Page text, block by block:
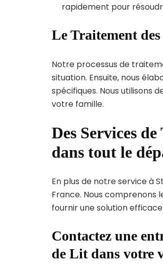
rapidement pour
Le Traitement
Notre processus de
situation. Ensuite, nous
spécifiques. Nous utilisons
votre famille.
Des Services
dans tout le
En plus de notre service à
France. Nous comprenons
fournir une solution
Contactez une
de Lit dans votre